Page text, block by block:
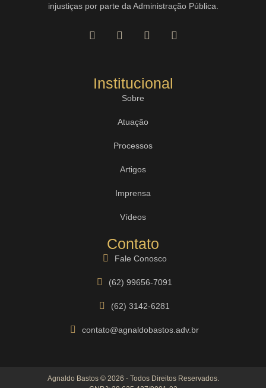
injustiças por parte da Administração Pública.
Institucional
Sobre
Atuação
Processos
Artigos
Imprensa
Vídeos
Contato
Fale Conosco
(62) 99656-7091
(62) 3142-6281
contato@agnaldobastos.adv.br
Agnaldo Bastos © 2026 - Todos Direitos Reservados.